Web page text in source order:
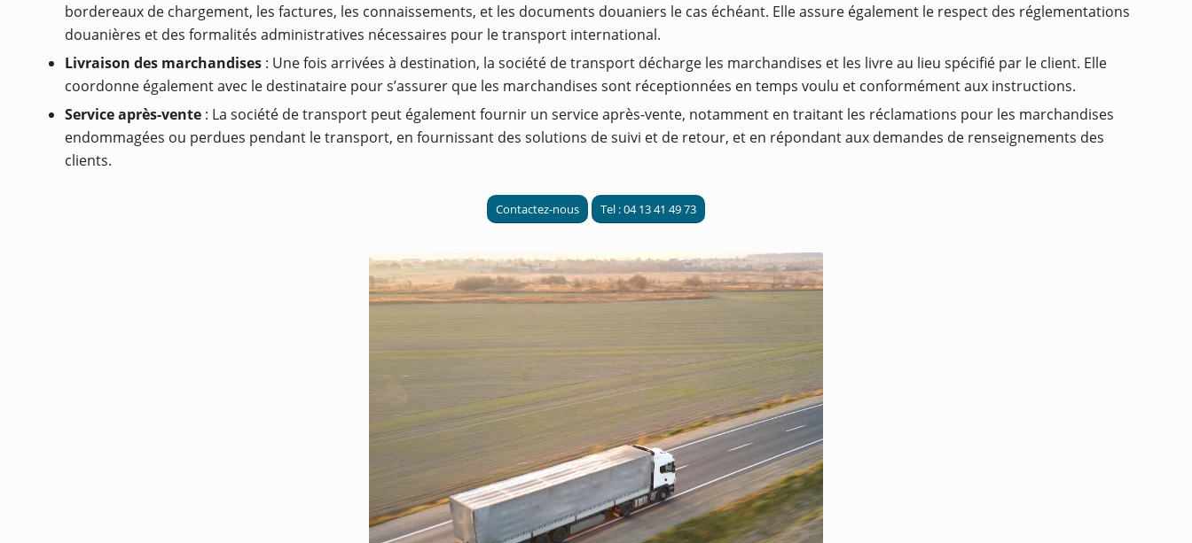
bordereaux de chargement, les factures, les connaissements, et les documents douaniers le cas échéant. Elle assure également le respect des réglementations
douanières et des formalités administratives nécessaires pour le transport international.
Livraison des marchandises : Une fois arrivées à destination, la société de transport décharge les marchandises et les livre au lieu spécifié par le client. Elle
coordonne également avec le destinataire pour s’assurer que les marchandises sont réceptionnées en temps voulu et conformément aux instructions.
Service après-vente : La société de transport peut également fournir un service après-vente, notamment en traitant les réclamations pour les marchandises
endommagées ou perdues pendant le transport, en fournissant des solutions de suivi et de retour, et en répondant aux demandes de renseignements des
clients.
Contactez-nous Tel : 04 13 41 49 73